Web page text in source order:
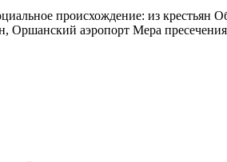
происхождение: из крестьян
Оршанский аэропорт Мера